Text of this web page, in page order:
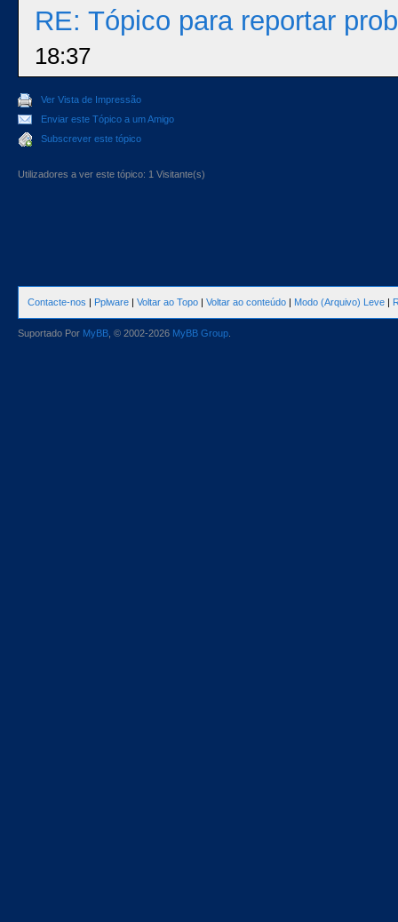
RE: Tópico para reportar
18:37
Ver Vista de Impressão
Enviar este Tópico a um Amigo
Subscrever este tópico
Utilizadores a ver este tópico: 1 Visitante(s)
Contacte-nos | Pplware | Voltar ao Topo | Voltar ao conteúdo | Modo (Arquivo) Leve |
Suportado Por MyBB , © 2002-2026 MyBB Group